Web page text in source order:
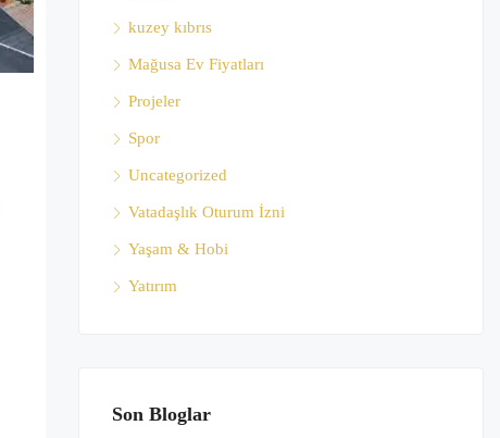
kuzey kıbrıs
Mağusa Ev Fiyatları
Projeler
Spor
Uncategorized
Vatadaşlık Oturum İzni
Yaşam & Hobi
Yatırım
Son Bloglar